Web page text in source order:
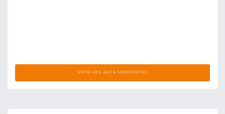
VOIR LES AVIS MOMENTICI